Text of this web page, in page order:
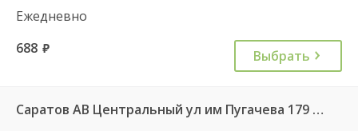
Ежедневно
688 руб. Выбрать
Саратов АВ Центральный ул им Пугачева 179 А — Балашов (Привокзальная площадь 7) 603-1